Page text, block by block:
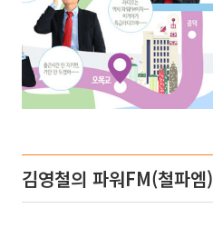
김영철의 파워FM(철파엠)